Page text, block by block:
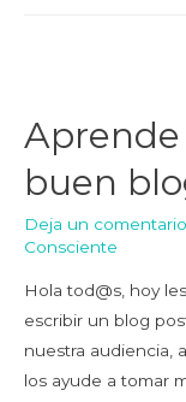
buen
Deja un comentario
Consciente
Hola tod@s, hoy
escribir un blog
nuestra audiencia,
los ayude a tomar